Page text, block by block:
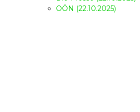
OÖN (22.10.2025)